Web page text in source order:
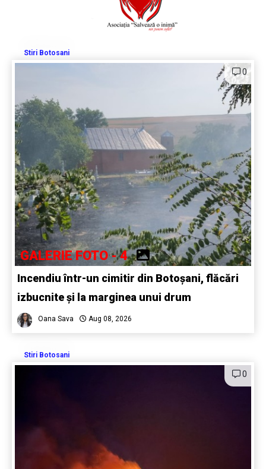
Stiri Botosani
0
GALERIE FOTO - 4
Incendiu într-un cimitir din Botoșani, flăcări
izbucnite și la marginea unui drum
Oana Sava Aug 08, 2026
Stiri Botosani
0